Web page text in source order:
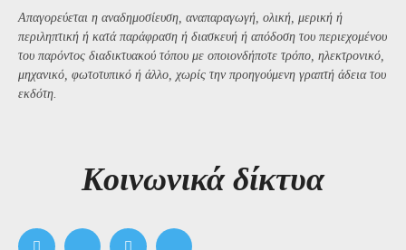
Απαγορεύεται η αναδημοσίευση, αναπαραγωγή, ολική, μερική ή
περιληπτική ή κατά παράφραση ή διασκευή ή απόδοση του περιεχομένου
του παρόντος διαδικτυακού τόπου με οποιονδήποτε τρόπο, ηλεκτρονικό,
μηχανικό, φωτοτυπικό ή άλλο, χωρίς την προηγούμενη γραπτή άδεια του
εκδότη.
Kοινωνικά δίκτυα